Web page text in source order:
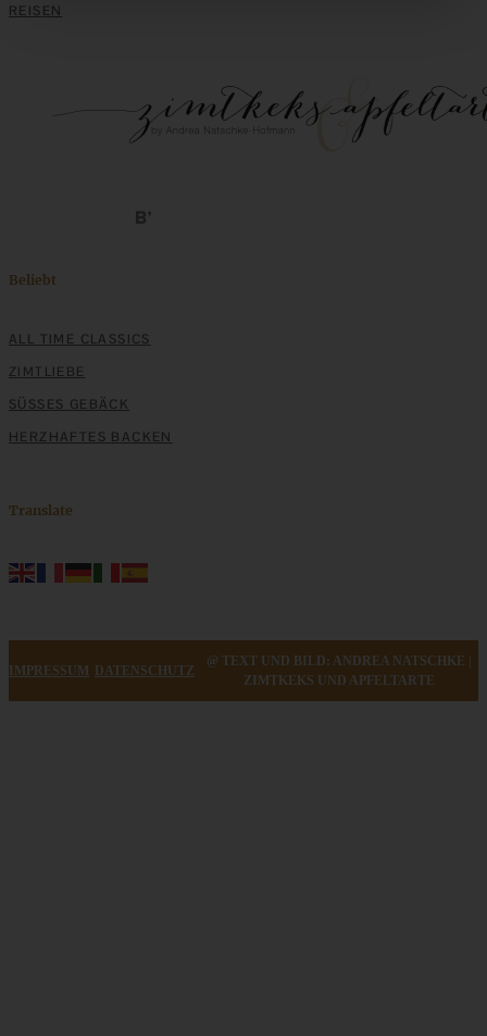
REISEN
Beliebt
ALL TIME CLASSICS
ZIMTLIEBE
SÜSSES GEBÄCK
HERZHAFTES BACKEN
Translate
IMPRESSUM DATENSCHUTZ
@ TEXT UND BILD: ANDREA NATSCHKE |
ZIMTKEKS UND APFELTARTE